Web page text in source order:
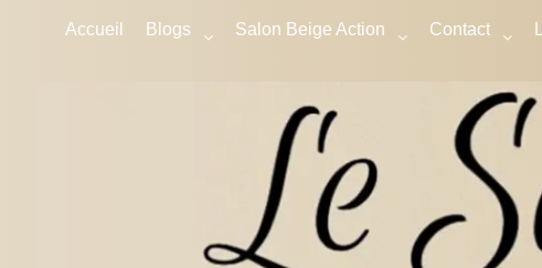
Accueil Blogs Salon Beige Action Contact